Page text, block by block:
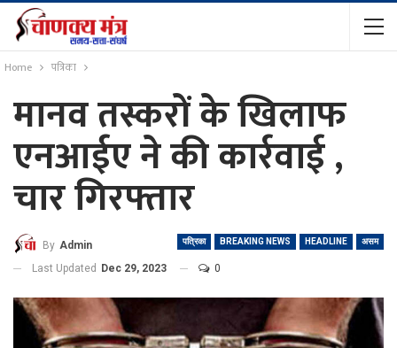
Home पत्रिका
मानव तस्करों के खिलाफ
एनआईए ने की कार्रवाई ,
चार गिरफ्तार
पत्रिका BREAKING NEWS HEADLINE असम
By Admin
Last Updated Dec 29, 2023 0